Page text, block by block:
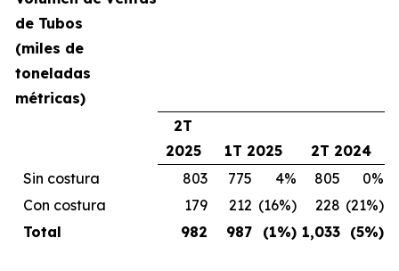
de Tubos
(miles de
toneladas
métricas)
2T
2025
1T 2025
2T 2024
Sin costura
803 775 4% 805
0%
Con costura
179 212 (16%) 228 (21%)
Total
982 987 (1%) 1,033 (5%)